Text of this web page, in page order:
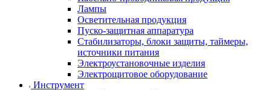
Лампы
Осветительная продукция
Пуско-защитная аппаратура
Стабилизаторы, блоки защиты, таймеры,
источники питания
Электроустановочные изделия
Электрощитовое оборудование
Инструмент